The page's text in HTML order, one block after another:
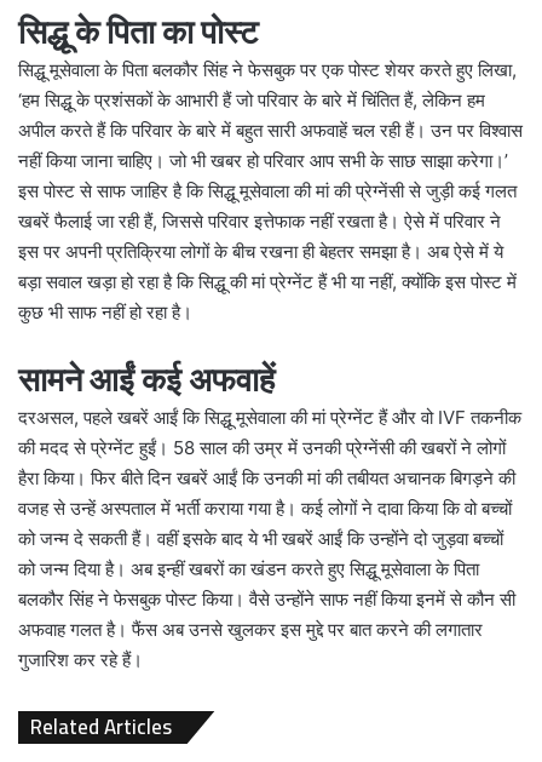
सिद्धू के पिता का पोस्ट
सिद्धू मूसेवाला के पिता बलकौर सिंह ने फेसबुक पर एक पोस्ट शेयर करते हुए लिखा,
‘हम सिद्धू के प्रशंसकों के आभारी हैं जो परिवार के बारे में चिंतित हैं, लेकिन हम
अपील करते हैं कि परिवार के बारे में बहुत सारी अफवाहें चल रही हैं। उन पर विश्वास
नहीं किया जाना चाहिए। जो भी खबर हो परिवार आप सभी के साछ साझा करेगा।’
इस पोस्ट से साफ जाहिर है कि सिद्धू मूसेवाला की मां की प्रेग्नेंसी से जुड़ी कई गलत
खबरें फैलाई जा रही हैं, जिससे परिवार इत्तेफाक नहीं रखता है। ऐसे में परिवार ने
इस पर अपनी प्रतिक्रिया लोगों के बीच रखना ही बेहतर समझा है। अब ऐसे में ये
बड़ा सवाल खड़ा हो रहा है कि सिद्धू की मां प्रेग्नेंट हैं भी या नहीं, क्योंकि इस पोस्ट में
कुछ भी साफ नहीं हो रहा है।
सामने आईं कई अफवाहें
दरअसल, पहले खबरें आईं कि सिद्धू मूसेवाला की मां प्रेग्नेंट हैं और वो IVF तकनीक
की मदद से प्रेग्नेंट हुईं। 58 साल की उम्र में उनकी प्रेग्नेंसी की खबरों ने लोगों
हैरा किया। फिर बीते दिन खबरें आईं कि उनकी मां की तबीयत अचानक बिगड़ने की
वजह से उन्हें अस्पताल में भर्ती कराया गया है। कई लोगों ने दावा किया कि वो बच्चों
को जन्म दे सकती हैं। वहीं इसके बाद ये भी खबरें आईं कि उन्होंने दो जुड़वा बच्चों
को जन्म दिया है। अब इन्हीं खबरों का खंडन करते हुए सिद्धू मूसेवाला के पिता
बलकौर सिंह ने फेसबुक पोस्ट किया। वैसे उन्होंने साफ नहीं किया इनमें से कौन सी
अफवाह गलत है। फैंस अब उनसे खुलकर इस मुद्दे पर बात करने की लगातार
गुजारिश कर रहे हैं।
Related Articles